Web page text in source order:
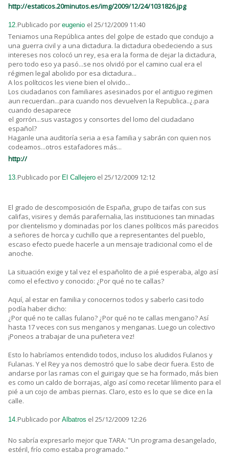
http://estaticos.20minutos.es/img/2009/12/24/1031826.jpg
12.Publicado por eugenio el 25/12/2009 11:40
Teniamos una República antes del golpe de estado que condujo a
una guerra civil y a una dictadura. la dictadura obedeciendo a sus
intereses nos colocó un rey, esa era la forma de dejar la dictadura,
pero todo eso ya pasó...se nos olvidó por el camino cual era el
régimen legal abolido por esa dictadura...
A los polítcicos les viene bien el olvido...
Los ciudadanos con familiares asesinados por el antiguo regimen
aun recuerdan...para cuando nos devuelven la Republica..¿.para
cuando desaparece
el gorrón...sus vastagos y consortes del lomo del ciudadano
español?
Haganle una auditoría seria a esa familia y sabrán con quien nos
codeamos...otros estafadores más...
http://
13.Publicado por El Callejero el 25/12/2009 12:12
El grado de descomposición de España, grupo de taifas con sus
califas, visires y demás parafernalia, las instituciones tan minadas
por clientelismo y dominadas por los clanes políticos más parecidos
a señores de horca y cuchillo que a representantes del pueblo,
escaso efecto puede hacerle a un mensaje tradicional como el de
anoche.
La situación exige y tal vez el españolito de a pié esperaba, algo así
como el efectivo y conocido: ¿Por qué no te callas?
Aquí, al estar en familia y conocernos todos y saberlo casi todo
podía haber dicho:
¿Por qué no te callas fulano? ¿Por qué no te callas mengano? Así
hasta 17 veces con sus menganos y menganas. Luego un colectivo
¡Poneos a trabajar de una puñetera vez!
Esto lo habríamos entendido todos, incluso los aludidos Fulanos y
Fulanas. Y el Rey ya nos demostró que lo sabe decir fuera. Esto de
andarse por las ramas con el guirigay que se ha formado, más bien
es como un caldo de borrajas, algo así como recetar lilimento para el
pié a un cojo de ambas piernas. Claro, esto es lo que se dice en la
calle.
14.Publicado por Albatros el 25/12/2009 12:26
No sabría expresarlo mejor que TARA: "Un programa desangelado,
estéril, frío como estaba programado."